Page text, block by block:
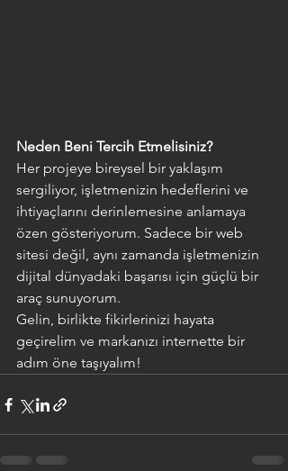
Neden Beni Tercih Etmelisiniz?
Her projeye bireysel bir yaklaşım
sergiliyor, işletmenizin hedeflerini ve
ihtiyaçlarını derinlemesine anlamaya
özen gösteriyorum. Sadece bir web
sitesi değil, aynı zamanda işletmenizin
dijital dünyadaki başarısı için güçlü bir
araç sunuyorum.
Gelin, birlikte fikirlerinizi hayata
geçirelim ve markanızı internette bir
adım öne taşıyalım!